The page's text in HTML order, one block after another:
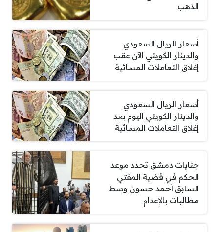
الذهب
أسعار الريال السعودي
والدينار الكويتي الآن عقب
إغلاق التعاملات المسائية
أسعار الريال السعودي
والدينار الكويتي اليوم بعد
إغلاق التعاملات المسائية
جنايات دمشق تحدد موعد
الحكم في قضية المفتي
السابق أحمد حسون وسط
مطالبات بالإعدام